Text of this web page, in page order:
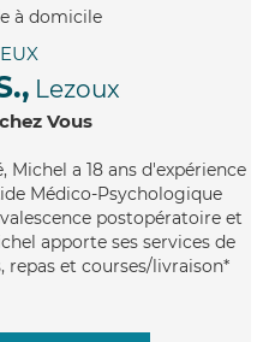
Lezoux
Vous
Michel a 18 ans d'expérience
Médico-Psychologique
postopératoire et
apporte ses services de
et courses/livraison*